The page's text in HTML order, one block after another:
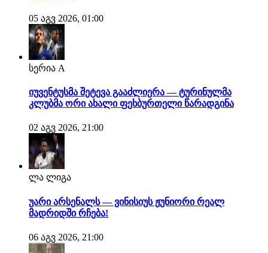
05 აგვ 2026, 01:00
სერია A
იუვენტუსმა შეტევა გააძლიერა — ტურინულმა
კლუბმა ორი ახალი ფეხბურთელი წარადგინა
02 აგვ 2026, 21:00
ლა ლიგა
უარი არსენალს — ვინისიუს ჟუნიორი რეალ
მადრიდში რჩება!
06 აგვ 2026, 21:00